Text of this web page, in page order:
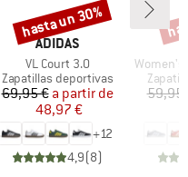
MARCA
ADIDAS
Artículo
VL Court 3.0
Product group
Zapatillas deportivas
Precio
69,95 € Precio reducido
a partir de
48,97 €
+12
4,9(8)
Descuento
hasta un 30%
Artículo
Women's
59,95